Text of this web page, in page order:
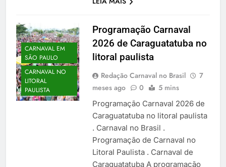
CARNAVAL EM
SÃO PAULO
CARNAVAL NO
LITORAL
PAULISTA
Programação Carnaval
2026 de Caraguatatuba no
litoral paulista
Redação Carnaval no Brasil
7
meses ago
0 5 mins
Programação Carnaval 2026 de
Caraguatatuba no litoral paulista
. Carnaval no Brasil .
Programação de Carnaval no
Litoral Paulista . Carnaval de
Caraguatatuba A programação